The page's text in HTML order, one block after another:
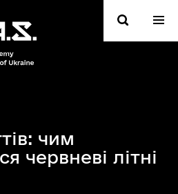
чим
червневі літні